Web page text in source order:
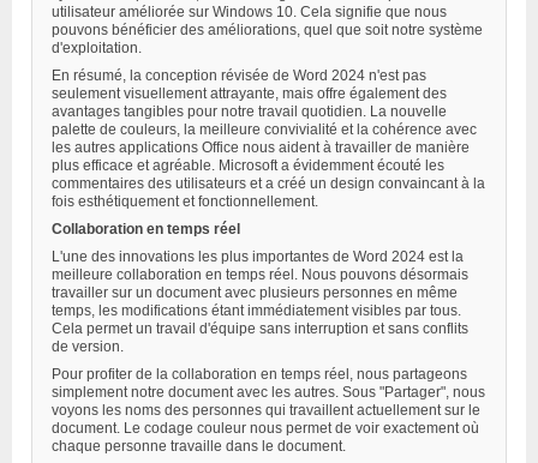
utilisateur améliorée sur Windows 10. Cela signifie que nous
pouvons bénéficier des améliorations, quel que soit notre système
d'exploitation.
En résumé, la conception révisée de Word 2024 n'est pas
seulement visuellement attrayante, mais offre également des
avantages tangibles pour notre travail quotidien. La nouvelle
palette de couleurs, la meilleure convivialité et la cohérence avec
les autres applications Office nous aident à travailler de manière
plus efficace et agréable. Microsoft a évidemment écouté les
commentaires des utilisateurs et a créé un design convaincant à la
fois esthétiquement et fonctionnellement.
Collaboration en temps réel
L'une des innovations les plus importantes de Word 2024 est la
meilleure collaboration en temps réel. Nous pouvons désormais
travailler sur un document avec plusieurs personnes en même
temps, les modifications étant immédiatement visibles par tous.
Cela permet un travail d'équipe sans interruption et sans conflits
de version.
Pour profiter de la collaboration en temps réel, nous partageons
simplement notre document avec les autres. Sous "Partager", nous
voyons les noms des personnes qui travaillent actuellement sur le
document. Le codage couleur nous permet de voir exactement où
chaque personne travaille dans le document.